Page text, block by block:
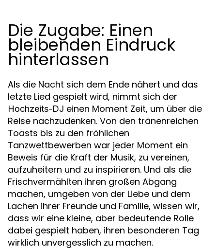
Die Zugabe: Einen
bleibenden Eindruck
hinterlassen
Als die Nacht sich dem Ende nähert und das
letzte Lied gespielt wird, nimmt sich der
Hochzeits-DJ einen Moment Zeit, um über die
Reise nachzudenken. Von den tränenreichen
Toasts bis zu den fröhlichen
Tanzwettbewerben war jeder Moment ein
Beweis für die Kraft der Musik, zu vereinen,
aufzuheitern und zu inspirieren. Und als die
Frischvermählten ihren großen Abgang
machen, umgeben von der Liebe und dem
Lachen ihrer Freunde und Familie, wissen wir,
dass wir eine kleine, aber bedeutende Rolle
dabei gespielt haben, ihren besonderen Tag
wirklich unvergesslich zu machen.